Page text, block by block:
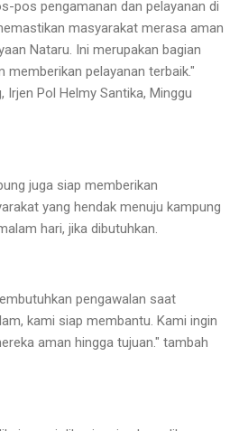
pos pengamanan dan pelayanan di
masyarakat merasa aman
Nataru. Ini merupakan bagian
pelayanan terbaik."
Irjen Pol Helmy Santika, Minggu
juga siap memberikan
yang hendak menuju kampung
hari, jika dibutuhkan.
pengawalan saat
kami siap membantu. Kami ingin
aman hingga tujuan." tambah